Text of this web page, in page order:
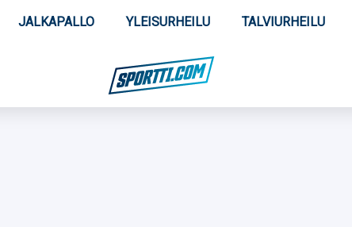
JALKAPALLO YLEISURHEILU TALVIURHEILU